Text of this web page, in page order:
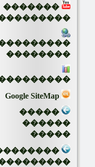
�������
��������
�����
������
�����